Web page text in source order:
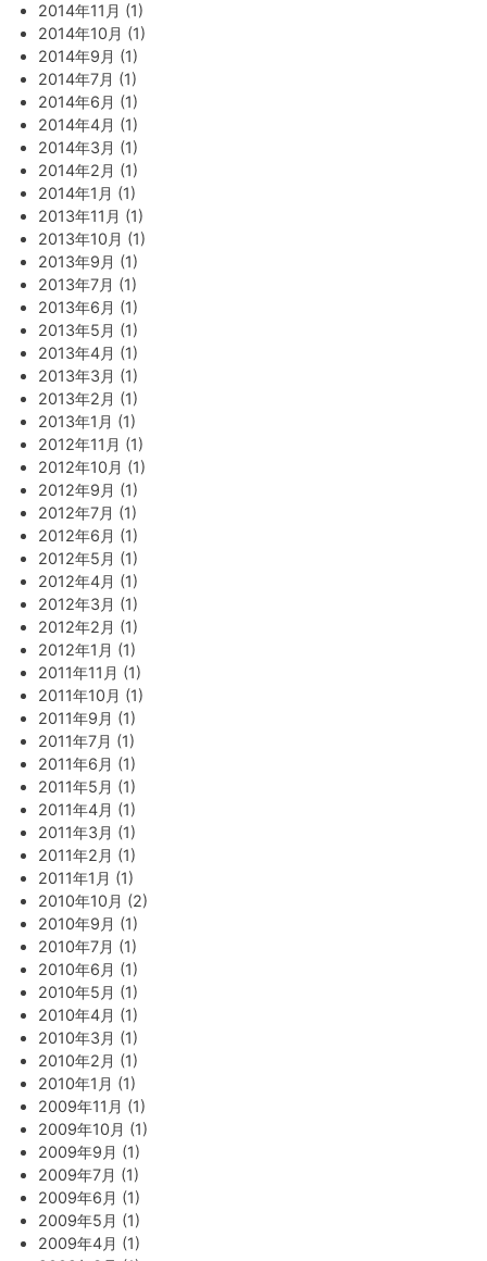
2014年11月 (1)
2014年10月 (1)
2014年9月 (1)
2014年7月 (1)
2014年6月 (1)
2014年4月 (1)
2014年3月 (1)
2014年2月 (1)
2014年1月 (1)
2013年11月 (1)
2013年10月 (1)
2013年9月 (1)
2013年7月 (1)
2013年6月 (1)
2013年5月 (1)
2013年4月 (1)
2013年3月 (1)
2013年2月 (1)
2013年1月 (1)
2012年11月 (1)
2012年10月 (1)
2012年9月 (1)
2012年7月 (1)
2012年6月 (1)
2012年5月 (1)
2012年4月 (1)
2012年3月 (1)
2012年2月 (1)
2012年1月 (1)
2011年11月 (1)
2011年10月 (1)
2011年9月 (1)
2011年7月 (1)
2011年6月 (1)
2011年5月 (1)
2011年4月 (1)
2011年3月 (1)
2011年2月 (1)
2011年1月 (1)
2010年10月 (2)
2010年9月 (1)
2010年7月 (1)
2010年6月 (1)
2010年5月 (1)
2010年4月 (1)
2010年3月 (1)
2010年2月 (1)
2010年1月 (1)
2009年11月 (1)
2009年10月 (1)
2009年9月 (1)
2009年7月 (1)
2009年6月 (1)
2009年5月 (1)
2009年4月 (1)